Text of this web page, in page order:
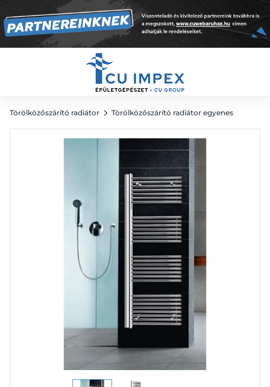
Törölközőszárító radiátor Törölközőszárító radiátor egyenes
79 198 Ft
109 997 Ft